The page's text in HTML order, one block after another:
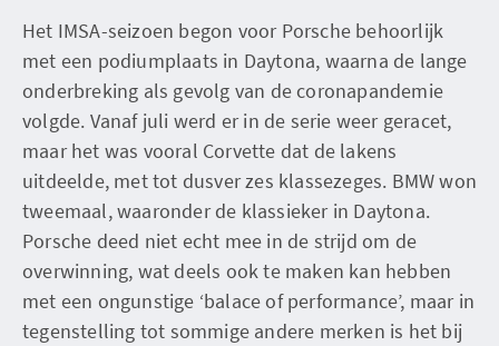
Het IMSA-seizoen begon voor Porsche behoorlijk
met een podiumplaats in Daytona, waarna de lange
onderbreking als gevolg van de coronapandemie
volgde. Vanaf juli werd er in de serie weer geracet,
maar het was vooral Corvette dat de lakens
uitdeelde, met tot dusver zes klassezeges. BMW won
tweemaal, waaronder de klassieker in Daytona.
Porsche deed niet echt mee in de strijd om de
overwinning, wat deels ook te maken kan hebben
met een ongunstige ‘balace of performance’, maar in
tegenstelling tot sommige andere merken is het bij